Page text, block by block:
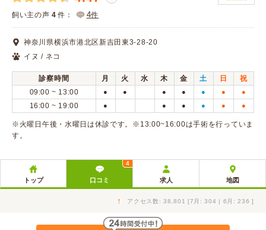
動物病院検索
口コミ検索
Calooペットとは？
口コミ投稿
飼い主の声 4 件： 4件
神奈川県横浜市港北区新吉田東3-28-20
イヌ / ネコ
診察時間 月 火 水 木 金 土 日
祝
09:00 ~ 13:00
● ● ● ● ● ● ●
16:00 ~ 19:00 ● ● ● ● ● ●
※火曜日午後・水曜日は休診です。※13:00~16:00は手術を行っていま
す。
トップ 口コミ
4
求人 地図
↑ アクセス数: 38,801 [7月: 304 | 6月: 236 ]